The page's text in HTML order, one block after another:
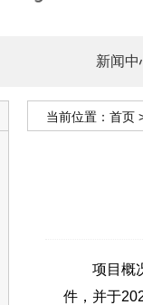
新闻中
当前位置： 首页
项目概况
件，并于